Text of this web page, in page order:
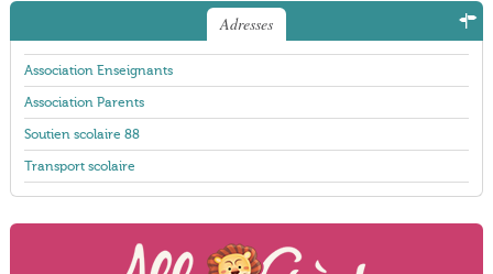
Adresses
Association Enseignants
Association Parents
Soutien scolaire 88
Transport scolaire